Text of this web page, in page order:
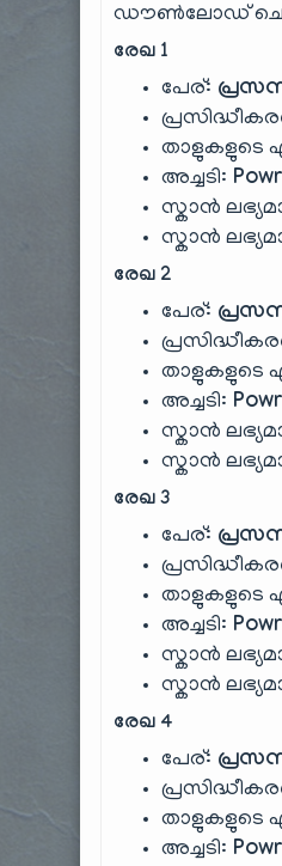
ഡൗൺലോഡ്
രേഖ 1
പേര്:
താളുകളുടെ
അച്ചടി:
സ്കാൻ
സ്കാൻ
രേഖ 2
പേര്:
താളുകളുടെ
അച്ചടി:
സ്കാൻ
സ്കാൻ
രേഖ 3
പേര്:
താളുകളുടെ
അച്ചടി:
സ്കാൻ
സ്കാൻ
രേഖ 4
പേര്:
താളുകളുടെ
അച്ചടി: